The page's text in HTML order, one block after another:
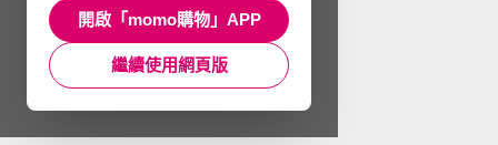
開啟「momo購物」APP
繼續使用網頁版